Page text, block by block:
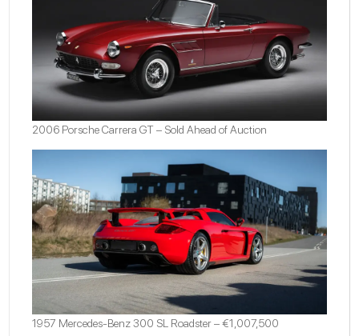
2006 Porsche Carrera GT – Sold Ahead of Auction
1957 Mercedes-Benz 300 SL Roadster – €1,007,500